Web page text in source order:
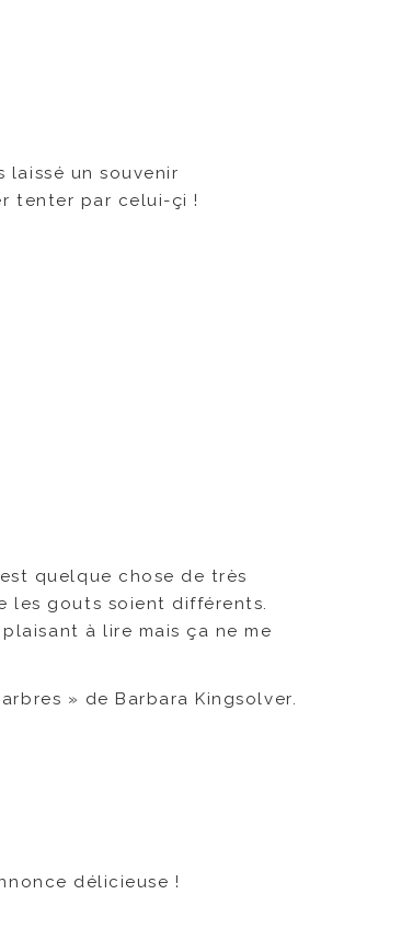
laissé un souvenir
tenter par celui-çi !
quelque chose de très
les gouts soient différents.
à lire mais ça ne me
» de Barbara Kingsolver.
délicieuse !